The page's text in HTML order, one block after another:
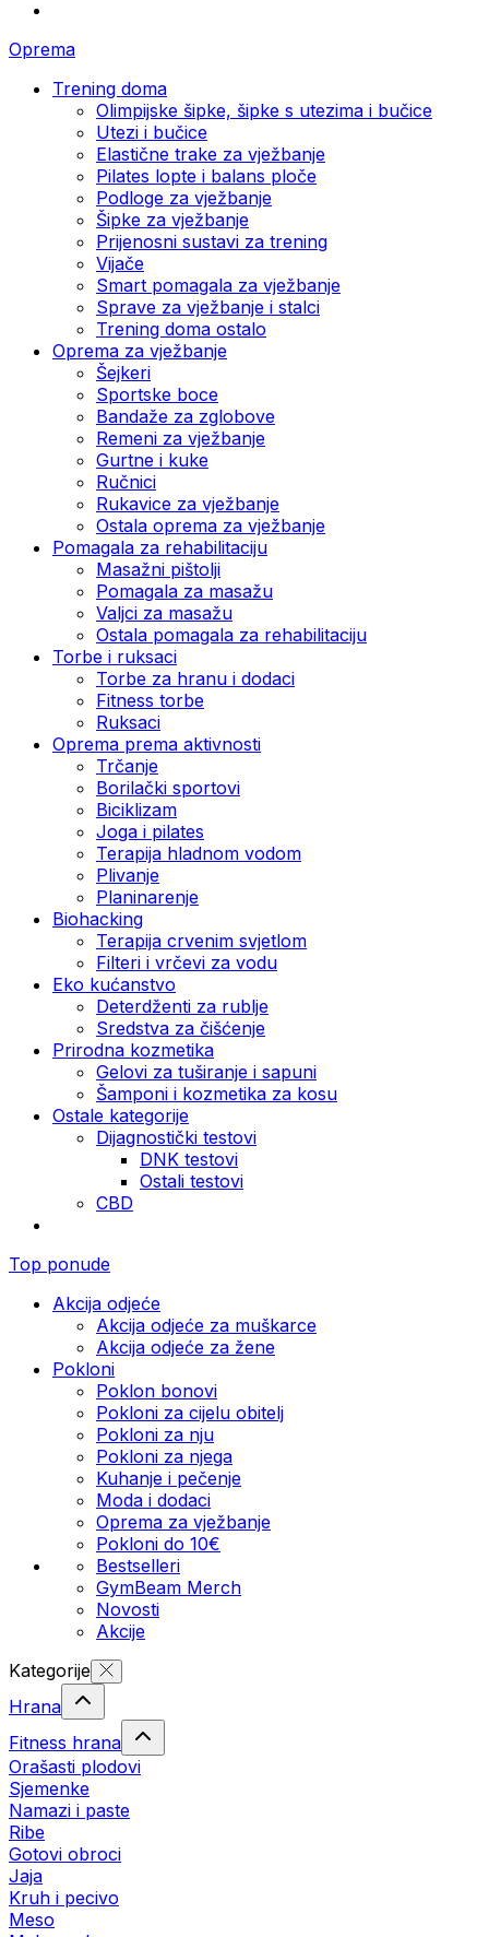
Oprema
Trening doma
Olimpijske šipke, šipke s utezima i bučice
Utezi i bučice
Elastične trake za vježbanje
Pilates lopte i balans ploče
Podloge za vježbanje
Šipke za vježbanje
Prijenosni sustavi za trening
Vijače
Smart pomagala za vježbanje
Sprave za vježbanje i stalci
Trening doma ostalo
Oprema za vježbanje
Šejkeri
Sportske boce
Bandaže za zglobove
Remeni za vježbanje
Gurtne i kuke
Ručnici
Rukavice za vježbanje
Ostala oprema za vježbanje
Pomagala za rehabilitaciju
Masažni pištolji
Pomagala za masažu
Valjci za masažu
Ostala pomagala za rehabilitaciju
Torbe i ruksaci
Torbe za hranu i dodaci
Fitness torbe
Ruksaci
Oprema prema aktivnosti
Trčanje
Borilački sportovi
Biciklizam
Joga i pilates
Terapija hladnom vodom
Plivanje
Planinarenje
Biohacking
Terapija crvenim svjetlom
Filteri i vrčevi za vodu
Eko kućanstvo
Deterdženti za rublje
Sredstva za čišćenje
Prirodna kozmetika
Gelovi za tuširanje i sapuni
Šamponi i kozmetika za kosu
Ostale kategorije
Dijagnostički testovi
DNK testovi
Ostali testovi
CBD
Top ponude
Akcija odjeće
Akcija odjeće za muškarce
Akcija odjeće za žene
Pokloni
Poklon bonovi
Pokloni za cijelu obitelj
Pokloni za nju
Pokloni za njega
Kuhanje i pečenje
Moda i dodaci
Oprema za vježbanje
Pokloni do 10€
Bestselleri
GymBeam Merch
Novosti
Akcije
Kategorije
Hrana
Fitness hrana
Orašasti plodovi
Sjemenke
Namazi i paste
Ribe
Gotovi obroci
Jaja
Kruh i pecivo
Meso